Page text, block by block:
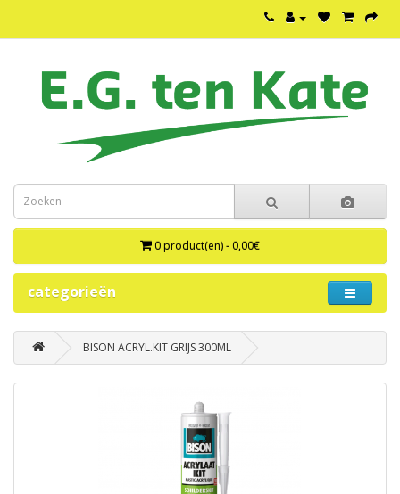
0 product(en) - 0,00€
categorieën
BISON ACRYL.KIT GRIJS 300ML